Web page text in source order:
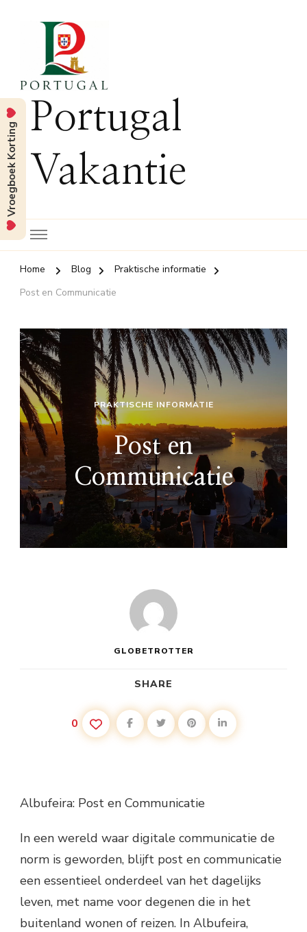
Portugal
Vakantie
Home Blog
Praktische informatie
Post en Communicatie
PRAKTISCHE INFORMATIE
Post en
Communicatie
GLOBETROTTER
SHARE
0
Albufeira: Post en Communicatie
In een wereld waar digitale communicatie de
norm is geworden, blijft post en communicatie
een essentieel onderdeel van het dagelijks
leven, met name voor degenen die in het
buitenland wonen of reizen. In Albufeira,
Vroegboek Korting